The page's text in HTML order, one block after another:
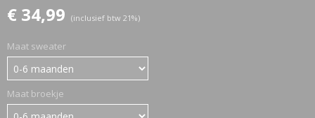
€ 34,99 (inclusief btw 21%)
Maat sweater
Maat broekje